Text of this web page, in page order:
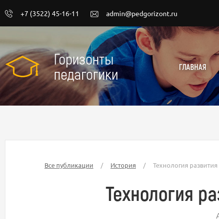
+7 (3522) 45-16-11 admin@pedgorizont.ru
Горизонты
педагогики
ГЛАВНАЯ
Все публикации / История / Технология
Технология